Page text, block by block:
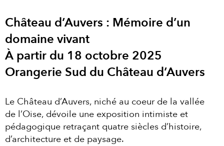
Château d’Auvers : Mémoire d’un
domaine vivant
À partir du 18 octobre 2025
Orangerie Sud du Château d’Auvers
Le Château d’Auvers, niché au coeur de la vallée
de l’Oise, dévoile une exposition intimiste et
pédagogique retraçant quatre siècles d’histoire,
d’architecture et de paysage.